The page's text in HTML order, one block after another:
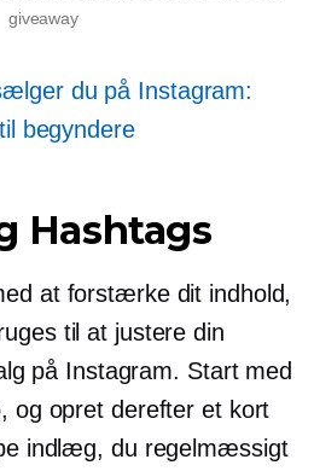
giveaway
du på Instagram:
begyndere
Hashtags
at forstærke dit indhold,
til at justere din
på Instagram. Start med
og opret derefter et kort
indlæg, du regelmæssigt